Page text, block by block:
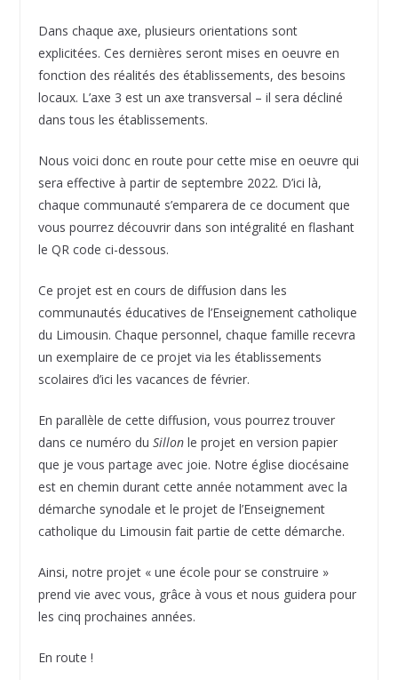
Dans chaque axe, plusieurs orientations sont
explicitées. Ces dernières seront mises en oeuvre en
fonction des réalités des établissements, des besoins
locaux. L’axe 3 est un axe transversal – il sera décliné
dans tous les établissements.
Nous voici donc en route pour cette mise en oeuvre qui
sera effective à partir de septembre 2022. D’ici là,
chaque communauté s’emparera de ce document que
vous pourrez découvrir dans son intégralité en flashant
le QR code ci-dessous.
Ce projet est en cours de diffusion dans les
communautés éducatives de l’Enseignement catholique
du Limousin. Chaque personnel, chaque famille recevra
un exemplaire de ce projet via les établissements
scolaires d’ici les vacances de février.
En parallèle de cette diffusion, vous pourrez trouver
dans ce numéro du Sillon le projet en version papier
que je vous partage avec joie. Notre église diocésaine
est en chemin durant cette année notamment avec la
démarche synodale et le projet de l’Enseignement
catholique du Limousin fait partie de cette démarche.
Ainsi, notre projet « une école pour se construire »
prend vie avec vous, grâce à vous et nous guidera pour
les cinq prochaines années.
En route !